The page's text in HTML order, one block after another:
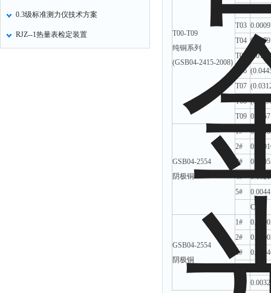
0.3级标准测力仪技术方案
RJZ--1热量表检定装置
T00-T09
纯铜系列
(GSB04-2415-2008)
T03
T04 0.0079
T05
0.0154
T06
T07
T08
T09 0.0057
GSB04-2554
阴极铜
1#
2#
3#
4#
0.0021
5#
0.0044
Cr%
GSB04-2554
阴极铜
1#
2#
3#
0.0032